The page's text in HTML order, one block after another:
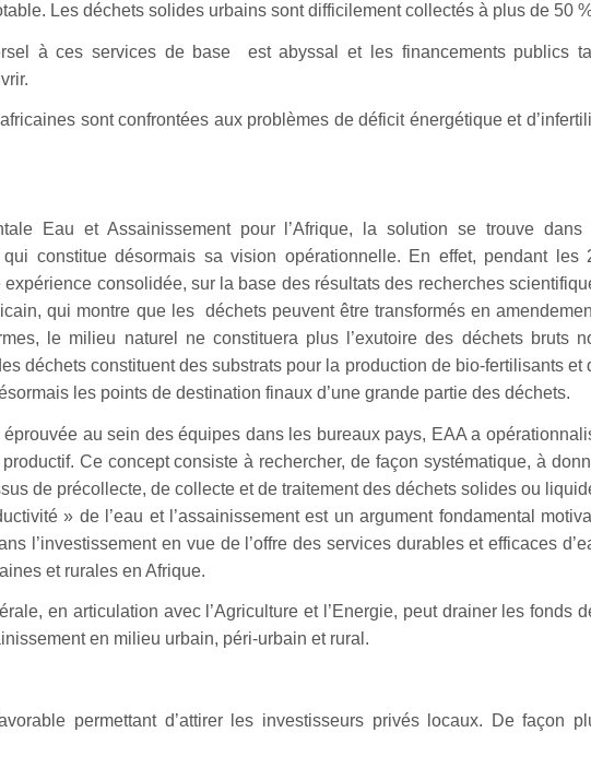
Les déchets solides urbains sont difficilement collectés à plus de 50
à ces services de base est abyssal et les financements publics
sont confrontées aux problèmes de déficit énergétique et
Eau et Assainissement pour l’Afrique, la solution se trouve dans
constitue désormais sa vision opérationnelle. En effet, pendant les
consolidée, sur la base des résultats des recherches
qui montre que les déchets peuvent être transformés en
le milieu naturel ne constituera plus l’exutoire des déchets bruts
déchets constituent des substrats pour la production de bio-fertilisants et
les points de destination finaux d’une grande partie des déchets.
au sein des équipes dans les bureaux pays, EAA a
Ce concept consiste à rechercher, de façon systématique, à
de précollecte, de collecte et de traitement des déchets solides ou
» de l’eau et l’assainissement est un argument fondamental
l’investissement en vue de l’offre des services durables et efficaces
et rurales en Afrique.
en articulation avec l’Agriculture et l’Energie, peut drainer les fonds
en milieu urbain, péri-urbain et rural.
permettant d’attirer les investisseurs privés locaux. De façon